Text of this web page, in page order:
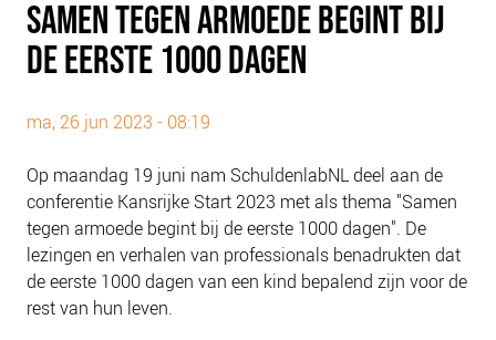
PLINKR NAZORG
SOCIALDEBT
COLLECTIEF SCHULDREGELEN
NEDERLANDSE SCHULDHULPROUTE (NSR)
OVER ONS
VISIE EN MISSIE
HET TEAM
SAMEN TEGEN ARMOEDE BEGINT BIJ
DE EERSTE 1000 DAGEN
ma, 26 jun 2023 - 08:19
Op maandag 19 juni nam SchuldenlabNL deel aan de
conferentie Kansrijke Start 2023 met als thema "Samen
tegen armoede begint bij de eerste 1000 dagen". De
lezingen en verhalen van professionals benadrukten dat
de eerste 1000 dagen van een kind bepalend zijn voor de
rest van hun leven.